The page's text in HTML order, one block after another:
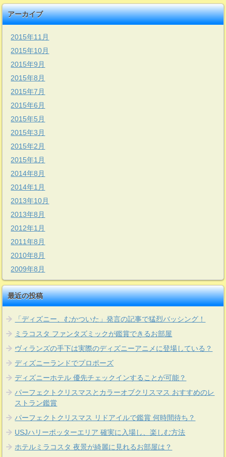
アーカイブ
2015年11月
2015年10月
2015年9月
2015年8月
2015年7月
2015年6月
2015年5月
2015年3月
2015年2月
2015年1月
2014年8月
2014年1月
2013年10月
2013年8月
2012年1月
2011年8月
2010年8月
2009年8月
最近の投稿
「ディズニー、むかついた」発言の記事で猛烈バッシング！
ミラコスタ ファンタズミックが鑑賞できるお部屋
ヴィランズの手下は実際のディズニーアニメに登場している？
ディズニーランドでプロポーズ
ディズニーホテル 優先チェックインすることが可能？
パーフェクトクリスマスとカラーオブクリスマス おすすめのレ
ストラン鑑賞
パーフェクトクリスマス リドアイルで鑑賞 何時間待ち？
USJハリーポッターエリア 確実に入場し、楽しむ方法
ホテルミラコスタ 夜景が綺麗に見れるお部屋は？